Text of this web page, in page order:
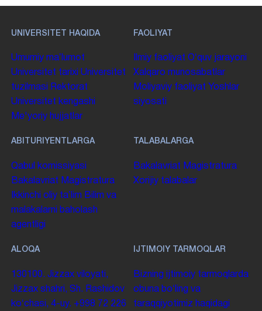
UNIVERSITET HAQIDA
Umumiy maʼlumot
Universitet tarixi Universitet
tuzilmasi
Rektorat
Universitet kengashi
Me'yoriy hujjatlar
FAOLIYAT
Ilmiy faoliyat Oʻquv jarayoni
Xalqaro munosabatlar
Moliyaviy faoliyat Yoshlar
siyosati
ABITURIYENTLARGA
Qabul komissiyasi
Bakalavriat Magistratura
Ikkinchi oliy taʼlim Bilim va
malakalarni baholash
agentligi
TALABALARGA
Bakalavriat Magistratura
Xorijiy talabalar
ALOQA
130100. Jizzax viloyati,
Jizzax shahri, Sh. Rashidov
koʻchasi, 4-uy. +998 72 226
IJTIMOIY TARMOQLAR
Bizning ijtimoiy tarmoqlarda
obuna boʻling va
taraqqiyotimiz haqidagi